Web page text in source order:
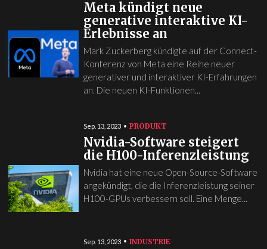
Meta kündigt neue
generative interaktive KI-
Erlebnisse an
Mark Zuckerberg kündigte auf der Connect-
Konferenz von Meta eine Reihe neuer
generativer und interaktiver KI-Erfahrungen
an. Die neuen KI-Funktionen...
Sep. 13, 2023 PRODUKT
Nvidia-Software steigert
die H100-Inferenzleistung
Nvidia hat eine neue Open-Source-Software
angekündigt, die die Inferenzleistung seiner
H100-GPUs verbessern soll. Eine Menge...
Sep. 13, 2023 INDUSTRIE